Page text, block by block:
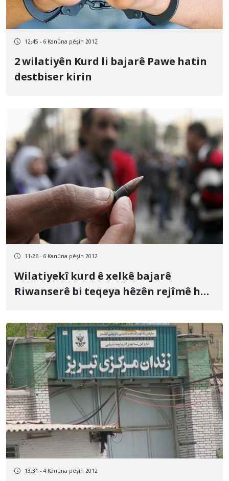
12:45 - 6 Kanûna pêşîn 2012
2 wilatiyên Kurd li bajarê Pawe hatin
destbiser kirin
11:26 - 6 Kanûna pêşîn 2012
Wilatiyekî kurd ê xelkê bajarê
Riwanserê bi teqeya hêzên rejîmê hat
13:31 - 4 Kanûna pêşîn 2012